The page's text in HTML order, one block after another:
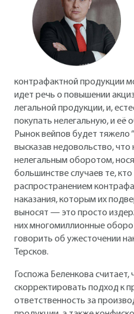
контрафактной продукции
идет речь о повышении
легальной продукции, и,
покупать нелегальную, и её
Рынок вейпов будет тяжело
высказав недовольство, что
нелегальным оборотом,
большинстве случаев те,
распространением
наказания, которым их
выносят — это просто
них многомиллионные
говорить об ужесточении
Терсков.
Госпожа Беленкова
скорректировать подход к
ответственность за